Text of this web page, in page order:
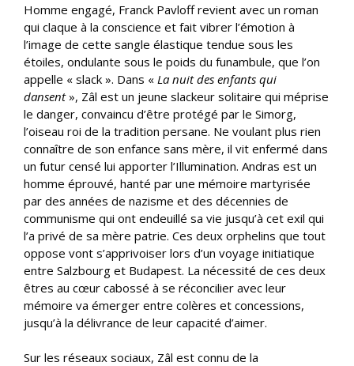
Homme engagé, Franck Pavloff revient avec un roman
qui claque à la conscience et fait vibrer l’émotion à
l’image de cette sangle élastique tendue sous les
étoiles, ondulante sous le poids du funambule, que l’on
appelle « slack ». Dans « La nuit des enfants qui
dansent», Zâl est un jeune slackeur solitaire qui méprise
le danger, convaincu d’être protégé par le Simorg,
l’oiseau roi de la tradition persane. Ne voulant plus rien
connaître de son enfance sans mère, il vit enfermé dans
un futur censé lui apporter l’Illumination. Andras est un
homme éprouvé, hanté par une mémoire martyrisée
par des années de nazisme et des décennies de
communisme qui ont endeuillé sa vie jusqu’à cet exil qui
l’a privé de sa mère patrie. Ces deux orphelins que tout
oppose vont s’apprivoiser lors d’un voyage initiatique
entre Salzbourg et Budapest. La nécessité de ces deux
êtres au cœur cabossé à se réconcilier avec leur
mémoire va émerger entre colères et concessions,
jusqu’à la délivrance de leur capacité d’aimer.
Sur les réseaux sociaux, Zâl est connu de la